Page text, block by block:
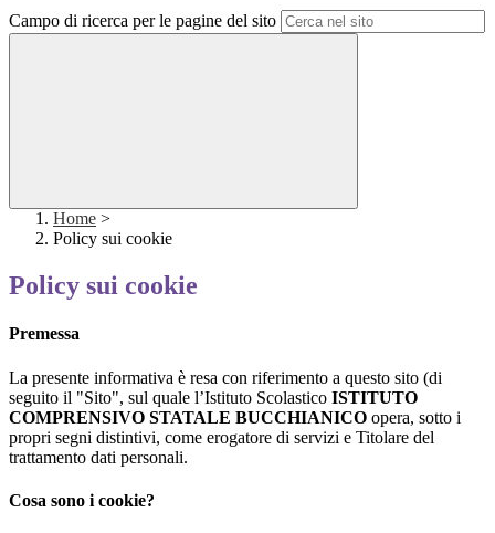
Campo di ricerca per le pagine del sito
Home >
Policy sui cookie
Policy sui cookie
Premessa
La presente informativa è resa con riferimento a questo sito (di
seguito il "Sito", sul quale l’Istituto Scolastico ISTITUTO
COMPRENSIVO STATALE BUCCHIANICO opera, sotto i
propri segni distintivi, come erogatore di servizi e Titolare del
trattamento dati personali.
Cosa sono i cookie?